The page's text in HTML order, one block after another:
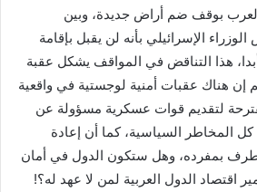
بوقف ضم أراض جديدة، وبين
الإسرائيلي بأنه لن يقبل بإقامة
هذا التناقض في المواقف يشكل عقبة
إن هناك عقبات أمنية لوجستية في واقعية
لتقديم قوات عسكرية مسؤولة عن
المخاطر السياسية، كما أن إعادة
طرف بمفرده، وهل ستكون الدول في أمان
اقتصاد الدول العربية لمن لا عهد له؟!